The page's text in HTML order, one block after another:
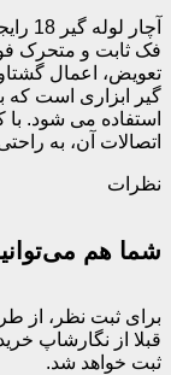
فک ثابت و متحرک
تعویض، اعمال
گیر ابزاری است که
استفاده می شود. با
اتصالات آن، به
نظرات
شما هم
برای ثبت نظر، از
قبلا از نگارشاپ
ثبت خواهد شد.